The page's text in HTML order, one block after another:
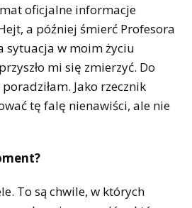
oficjalne informacje
a później śmierć Profesora
sytuacja w moim życiu
mi się zmierzyć. Do
Jako rzecznik
tę falę nienawiści, ale nie
To są chwile, w których